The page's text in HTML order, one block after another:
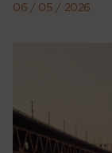
06 / 05 / 2026